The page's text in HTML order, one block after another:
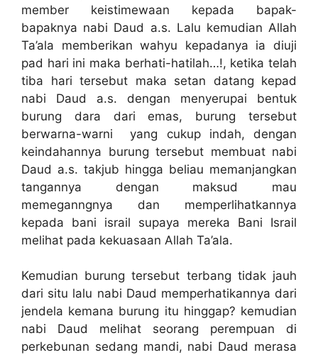
member keistimewaan kepada bapak-
bapaknya nabi Daud a.s. Lalu kemudian Allah
Ta’ala memberikan wahyu kepadanya ia diuji
pad hari ini maka berhati-hatilah…!, ketika telah
tiba hari tersebut maka setan datang kepad
nabi Daud a.s. dengan menyerupai bentuk
burung dara dari emas, burung tersebut
berwarna-warni yang cukup indah, dengan
keindahannya burung tersebut membuat nabi
Daud a.s. takjub hingga beliau memanjangkan
tangannya dengan maksud mau
memeganngnya dan memperlihatkannya
kepada bani israil supaya mereka Bani Israil
melihat pada kekuasaan Allah Ta’ala.
Kemudian burung tersebut terbang tidak jauh
dari situ lalu nabi Daud memperhatikannya dari
jendela kemana burung itu hinggap? kemudian
nabi Daud melihat seorang perempuan di
perkebunan sedang mandi, nabi Daud merasa